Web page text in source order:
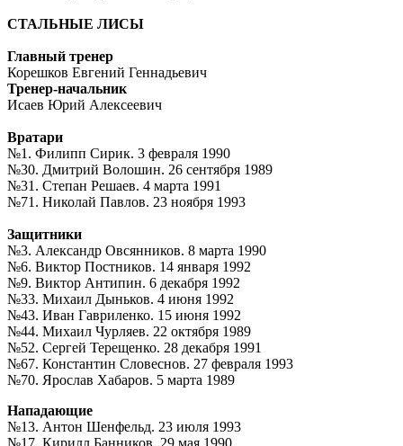
СТАЛЬНЫЕ ЛИСЫ
Главный тренер
Корешков Евгений Геннадьевич
Тренер-начальник
Исаев Юрий Алексеевич
Вратари
№1. Филипп Сирик. 3 февраля 1990
№30. Дмитрий Волошин. 26 сентября 1989
№31. Степан Решаев. 4 марта 1991
№71. Николай Павлов. 23 ноября 1993
Защитники
№3. Александр Овсянников. 8 марта 1990
№6. Виктор Постников. 14 января 1992
№9. Виктор Антипин. 6 декабря 1992
№33. Михаил Дыньков. 4 июня 1992
№43. Иван Гавриленко. 15 июня 1992
№44. Михаил Чурляев. 22 октября 1989
№52. Сергей Терещенко. 28 декабря 1991
№67. Константин Словеснов. 27 февраля 1993
№70. Ярослав Хабаров. 5 марта 1989
Нападающие
№13. Антон Шенфельд. 23 июля 1993
№17. Кирилл Банников. 29 мая 1990